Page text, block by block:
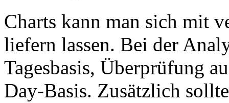
Charts kann man sich mit
liefern lassen. Bei der
Tagesbasis, Überprüfung
Day-Basis. Zusätzlich